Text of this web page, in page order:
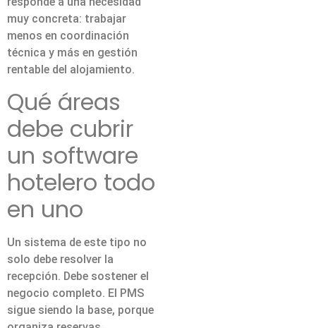
muy concreta: trabajar
menos en coordinación
técnica y más en gestión
rentable del alojamiento.
Qué áreas
debe cubrir
un software
hotelero todo
en uno
Un sistema de este tipo no
solo debe resolver la
recepción. Debe sostener el
negocio completo. El PMS
sigue siendo la base, porque